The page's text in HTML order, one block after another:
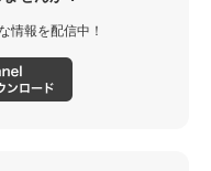
情報を配信中！